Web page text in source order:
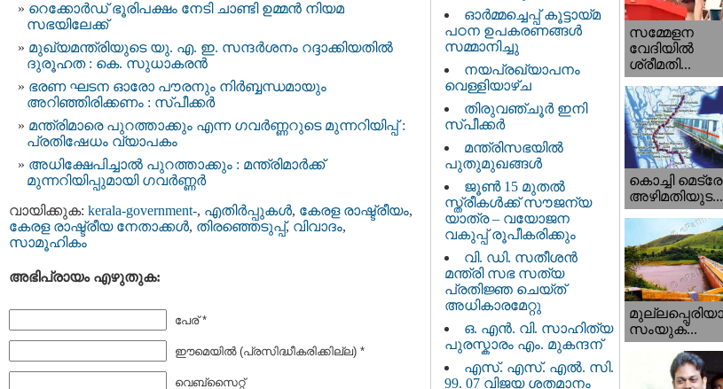
റെക്കോര്‍ഡ് ഭൂരിപക്ഷം നേടി ചാണ്ടി ഉമ്മന്‍ നിയമ
സഭയിലേക്ക്
മുഖ്യമന്ത്രിയുടെ യു. എ. ഇ. സന്ദര്‍ശനം റദ്ദാക്കിയതില്‍
ദുരൂഹത : കെ. സുധാകരന്‍
ഭരണ ഘടന ഓരോ പൗരനും നിർബ്ബന്ധമായും
അറിഞ്ഞിരിക്കണം : സ്പീക്കർ
മന്ത്രിമാരെ പുറത്താക്കും എന്ന ഗവര്‍ണ്ണറുടെ മുന്നറിയിപ്പ് :
പ്രതിഷേധം വ്യാപകം
അധിക്ഷേപിച്ചാല്‍ പുറത്താക്കും : മന്ത്രിമാര്‍ക്ക്
മുന്നറിയിപ്പുമായി ഗവര്‍ണ്ണര്‍
വായിക്കുക: kerala-government-, എതിര്‍പ്പുകള്‍, കേരള രാഷ്ട്രീയം,
കേരള രാഷ്ട്രീയ നേതാക്കള്‍, തിരഞ്ഞെടുപ്പ്, വിവാദം,
സാമൂഹികം
അഭിപ്രായം എഴുതുക:
പേര് *
ഈമെയില്‍ (പ്രസിദ്ധീകരിക്കില്ല) *
വെബ്സൈറ്റ്
ഓർമ്മച്ചെപ്പ് കൂട്ടായ്മ
പഠന ഉപകരണങ്ങൾ
സമ്മാനിച്ചു
നയപ്രഖ്യാപനം
വെള്ളിയാഴ്ച
തിരുവഞ്ചൂർ ഇനി
സ്പീക്കർ
മന്ത്രിസഭയിൽ
പുതുമുഖങ്ങൾ
ജൂൺ 15 മുതൽ
സ്ത്രീകൾക്ക് സൗജന്യ
യാത്ര – വയോജന
വകുപ്പ് രൂപീകരിക്കും
വി. ഡി. സതീശന്‍
മന്ത്രി സഭ സത്യ
പ്രതിജ്ഞ ചെയ്ത്
അധികാരമേറ്റു
ഒ. എൻ. വി. സാഹിത്യ
പുരസ്കാരം എം. മുകന്ദന്
എസ്. എസ്. എൽ. സി.
99. 07 വിജയ ശതമാനം
സമ്മേളന
വേദിയില്‍
ശ്രീമതി...
കൊച്ചി
അഴിമതിയുട...
സംയുക്...